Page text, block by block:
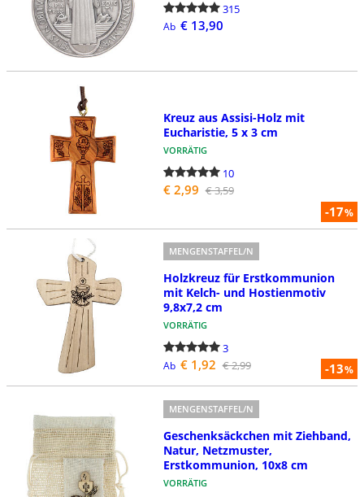
315
Ab € 13,90
-17%
Kreuz aus Assisi-Holz mit
Eucharistie, 5 x 3 cm
VORRÄTIG
10
€ 2,99 € 3,59
-13%
MENGENSTAFFEL/N
Holzkreuz für Erstkommunion
mit Kelch- und Hostienmotiv
9,8x7,2 cm
VORRÄTIG
3
Ab € 1,92 € 2,99
MENGENSTAFFEL/N
Geschenksäckchen mit Ziehband,
Natur, Netzmuster,
Erstkommunion, 10x8 cm
VORRÄTIG